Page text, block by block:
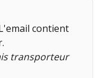
contient
transporteur